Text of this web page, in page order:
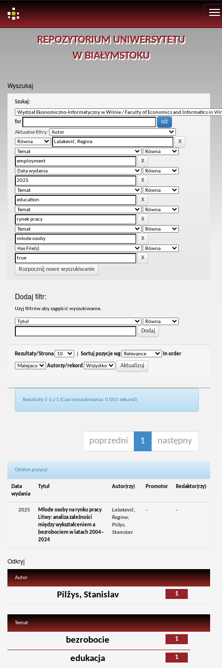
REPOZYTORIUM UNIWERSYTETU
W BIAŁYMSTOKU
Wyszukaj
Szukaj:
for
Aktualne filtry:
Rozpocznij nowe wyszukiwanie
Dodaj filtr:
Uzyj filtrów aby zagęścić wyszukiwanie.
Rezultaty/Strona Sortuj pozycje wg In order
Autorzy/rekord
Rezultaty 1-1 z 1 (Czas wyszukiwania: 0.001 sekund).
poprzedni 1 następny
Odsłon pozycji:
Data
wydania
Tytuł Autor(rzy) Promotor Redaktor(rzy)
2025
Młode osoby na rynku pracy
Litwy: analiza zależności
między wykształceniem a
bezrobociem w latach 2004–
2024
Lašakevič,
Regina;
Pilžys,
Stanislav
- -
Odkryj
Autor
1
Pilžys, Stanislav
Temat
1
bezrobocie
1
edukacja